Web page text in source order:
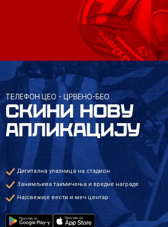
ТЕЛЕФОН ЦЕО - ЦРВЕНО-БЕО
СКИНИ НОВУ
АПЛИКАЦИЈУ
Дигитална улазница на стадион
Занимљива такмичења и вредне награде
Најсвежије вести и меч центар